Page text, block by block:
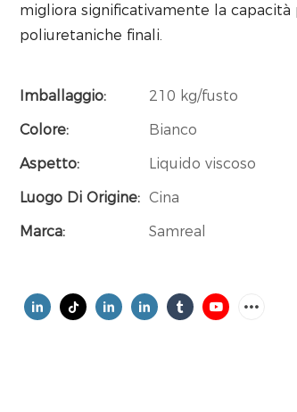
migliora significativamente la
poliuretaniche finali.
Imballaggio:
210 kg/fusto
Colore:
Bianco
Aspetto:
Liquido viscoso
Luogo Di Origine: Cina
Marca:
Samreal